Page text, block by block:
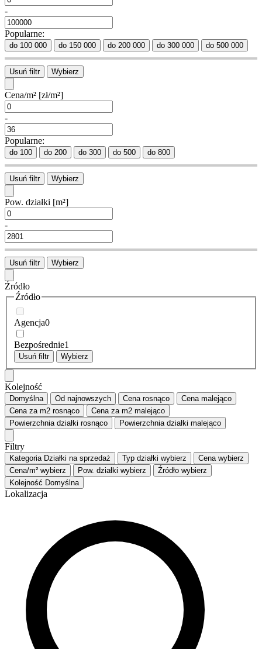
-
Popularne:
do 100 000 do 150 000 do 200 000 do 300 000 do 500 000
Usuń filtr Wybierz
Cena/m² [zł/m²]
-
Popularne:
do 100 do 200 do 300 do 500 do 800
Usuń filtr Wybierz
Pow. działki [m²]
-
Usuń filtr Wybierz
Źródło
Źródło
Agencja0
Bezpośrednie1
Usuń filtr Wybierz
Kolejność
Domyślna Od najnowszych Cena rosnąco Cena malejąco
Cena za m2 rosnąco Cena za m2 malejąco
Powierzchnia działki rosnąco Powierzchnia działki malejąco
Filtry
Kategoria Działki na sprzedaż Typ działki wybierz Cena wybierz
Cena/m² wybierz Pow. działki wybierz Źródło wybierz
Kolejność Domyślna
Lokalizacja